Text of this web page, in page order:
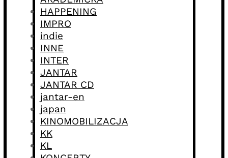
HAPPENING
IMPRO
indie
INNE
INTER
JANTAR
JANTAR CD
jantar-en
japan
KINOMOBILIZACJA
KK
KL